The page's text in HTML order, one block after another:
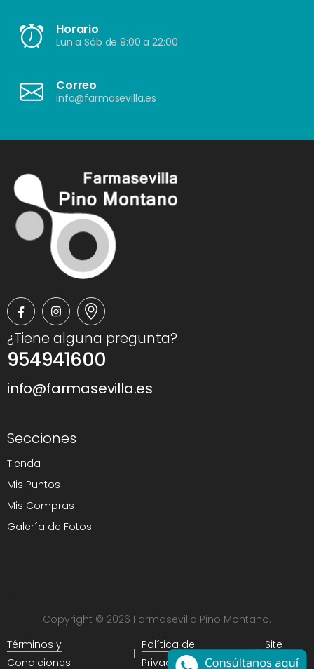
Horario
Lun a Sáb de 9:00 a 22:00
Correo
info@farmasevilla.es
¿Tiene alguna pregunta?
954941600
info@farmasevilla.es
Secciones
Tienda
Mis Puntos
Mis Compras
Galería de Fotos
Copyright © 2026 Farmasevilla Pino Montano.
Términos y
Condiciones
Política de
Privacidad
Site
Map